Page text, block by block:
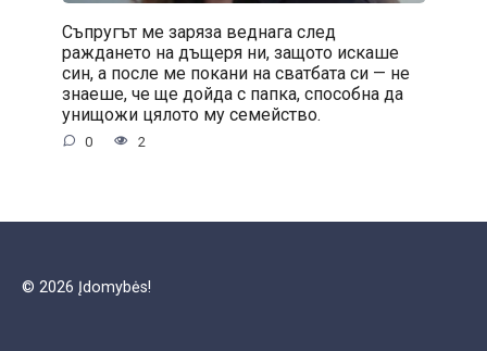
Съпругът ме заряза веднага след
раждането на дъщеря ни, защото искаше
син, а после ме покани на сватбата си — не
знаеше, че ще дойда с папка, способна да
унищожи цялото му семейство.
0 2
© 2026 Įdomybės!